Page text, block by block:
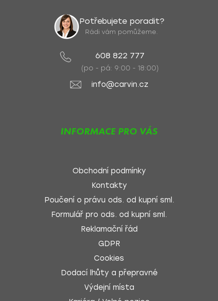
Potřebujete poradit?
Rádi vám pomůžeme.
608 822 777
(po - pá: 9:00 - 18:00)
info@carvin.cz
INFORMACE PRO VÁS
Obchodní podmínky
Kontakty
Poučení o právu ods. od kupní sml.
Formulář pro ods. od kupní sml.
Reklamační řád
GDPR
Cookies
Dodací lhůty a přepravné
Výdejní místa